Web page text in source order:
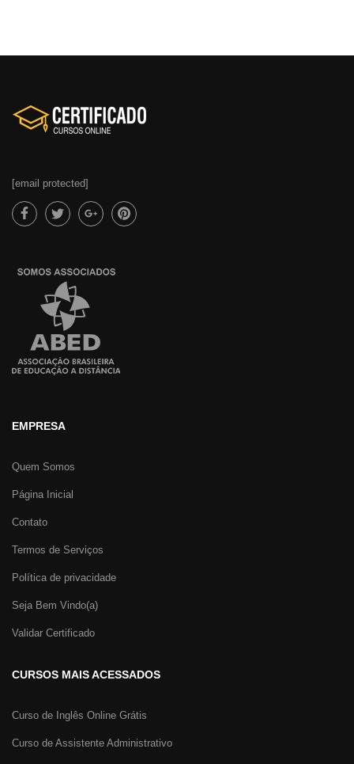
[email protected]
EMPRESA
Quem Somos
Página Inicial
Contato
Termos de Serviços
Política de privacidade
Seja Bem Vindo(a)
Validar Certificado
CURSOS MAIS ACESSADOS
Curso de Inglês Online Grátis
Curso de Assistente Administrativo